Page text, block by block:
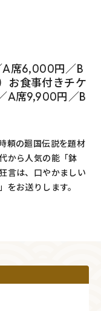
席6,000円／B
お食事付きチケ
A席9,900円／B
頼の廻国伝説を題材
から人気の能「鉢
言は、口やかましい
お送りします。